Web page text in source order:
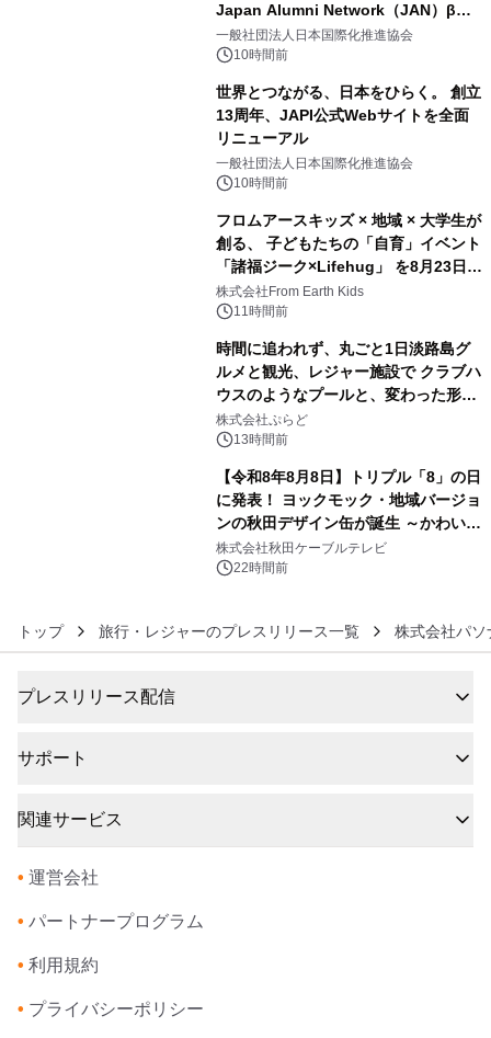
Japan Alumni Network（JAN）β版
をリリース
一般社団法人日本国際化推進協会
10時間前
世界とつながる、日本をひらく。 創立
13周年、JAPI公式Webサイトを全面
リニューアル
一般社団法人日本国際化推進協会
10時間前
フロムアースキッズ × 地域 × 大学生が
創る、 子どもたちの「自育」イベント
「諸福ジーク×Lifehug」 を8月23日
(日)開催
株式会社From Earth Kids
11時間前
時間に追われず、丸ごと1日淡路島グ
ルメと観光、レジャー施設で クラブハ
ウスのようなプールと、変わった形の
サウナも 「THE BOXY AWAJI」のお
得な素泊まり連泊プランで
株式会社ぷらど
13時間前
【令和8年8月8日】トリプル「8」の日
に発表！ ヨックモック・地域バージョ
ンの秋田デザイン缶が誕生 ～かわいい
秋田犬の子犬と秋田の四季と名所を巡
るパッケージ～ 9月1日(火)秋田県内で
株式会社秋田ケーブルテレビ
22時間前
トップ 旅行・レジャーのプレスリリース一覧 株式会社パソ
プレスリリース配信
サポート
関連サービス
• 運営会社
• パートナープログラム
• 利用規約
• プライバシーポリシー